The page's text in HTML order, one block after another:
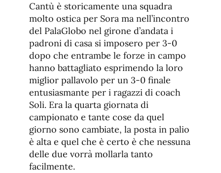
Cantù è storicamente una squadra
molto ostica per Sora ma nell’incontro
del PalaGlobo nel girone d’andata i
padroni di casa si imposero per 3-0
dopo che entrambe le forze in campo
hanno battagliato esprimendo la loro
miglior pallavolo per un 3-0 finale
entusiasmante per i ragazzi di coach
Soli. Era la quarta giornata di
campionato e tante cose da quel
giorno sono cambiate, la posta in palio
è alta e quel che è certo è che nessuna
delle due vorrà mollarla tanto
facilmente.